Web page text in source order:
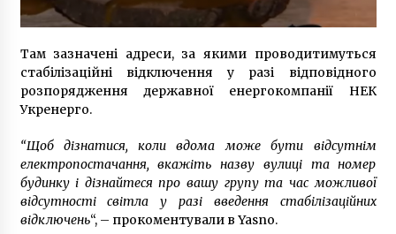
Там зазначені адреси, за якими проводитимуться
стабілізаційні відключення у разі відповідного
розпорядження державної енергокомпанії НЕК
Укренерго.
“Щоб дізнатися, коли вдома може бути відсутнім
електропостачання, вкажіть назву вулиці та номер
будинку і дізнайтеся про вашу групу та час можливої
відсутності світла у разі введення стабілізаційних
відключень“, – прокоментували в Yasno.